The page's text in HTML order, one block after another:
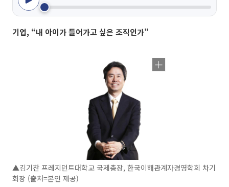
기업, “내 아이가 들어가고 싶은 조직인가”
▲김기찬 프레지던트대학교 국제총장, 한국이해관계자경영학회 차기
회장 (출처=본인 제공)